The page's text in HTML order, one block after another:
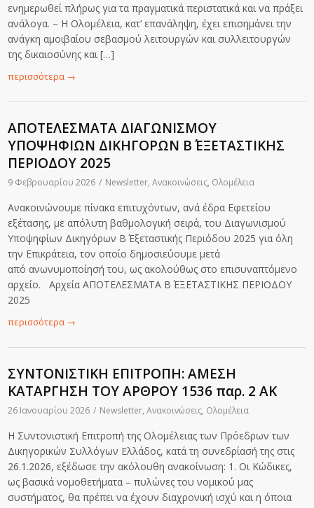
ενημερωθεί πλήρως για τα πραγματικά περιστατικά και να πράξει
ανάλογα. – Η Ολομέλεια, κατ’ επανάληψη, έχει επισημάνει την
ανάγκη αμοιβαίου σεβασμού λειτουργών και συλλειτουργών
της δικαιοσύνης και […]
περισσότερα →
ΑΠΟΤΕΛΕΣΜΑΤΑ ΔΙΑΓΩΝΙΣΜΟΥ
ΥΠΟΨΗΦΙΩΝ ΔΙΚΗΓΟΡΩΝ Β΄ ΕΞΕΤΑΣΤΙΚΗΣ
ΠΕΡΙΟΔΟΥ 2025
9 Φεβρουαρίου 2026 / Newsletter,Ανακοινώσεις, Ολομέλεια
Ανακοινώνουμε πίνακα επιτυχόντων, ανά έδρα Εφετείου
εξέτασης, με απόλυτη βαθμολογική σειρά, του Διαγωνισμού
Υποψηφίων Δικηγόρων Β΄ Εξεταστικής Περιόδου 2025 για όλη
την Επικράτεια, τον οποίο δημοσιεύουμε μετά
από ανωνυμοποίησή του, ως ακολούθως στο επισυναπτόμενο
αρχείο. Αρχεία ΑΠΟΤΕΛΕΣΜΑΤΑ Β΄ ΕΞΕΤΑΣΤΙΚΗΣ ΠΕΡΙΟΔΟΥ
2025
περισσότερα →
ΣΥΝΤΟΝΙΣΤΙΚΗ ΕΠΙΤΡΟΠΗ: ΑΜΕΣΗ
ΚΑΤΑΡΓΗΣΗ ΤΟΥ ΑΡΘΡΟΥ 1536 παρ. 2 ΑΚ
26 Ιανουαρίου 2026 / Newsletter,Ανακοινώσεις, Ολομέλεια
Η Συντονιστική Επιτροπή της Ολομέλειας των Πρόεδρων των
Δικηγορικών Συλλόγων Ελλάδος, κατά τη συνεδρίασή της στις
26.1.2026, εξέδωσε την ακόλουθη ανακοίνωση: 1. Οι Κώδικες,
ως βασικά νομοθετήματα – πυλώνες του νομικού μας
συστήματος, θα πρέπει να έχουν διαχρονική ισχύ και η όποια